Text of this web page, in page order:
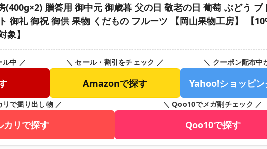
(400g×2) 贈答用 御中元 御歳暮 父の日 敬老の日 葡萄 ぶどう ブ
御礼 御祝 御供 果物 くだもの フルーツ 【岡山果物工房】 【
象】
ル中 ／ ＼ セール・割引をチェック ／
Amazonで探す
＼ クーポン配布中
Yahoo!ショッピ
リで掘り出し物 ／
カリで探す
＼ Qoo10でメガ割チェック ／
Qoo10で探す